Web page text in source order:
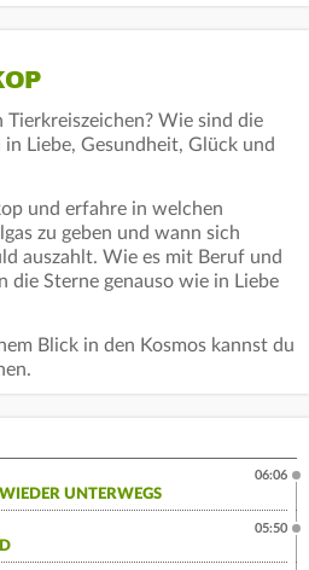
Wie sind die
Liebe, Gesundheit, Glück und
und erfahre in welchen
zu geben und wann sich
auszahlt. Wie es mit Beruf und
die Sterne genauso wie in Liebe
Blick in den Kosmos kannst du
UNTERWEGS
06:06
05:50